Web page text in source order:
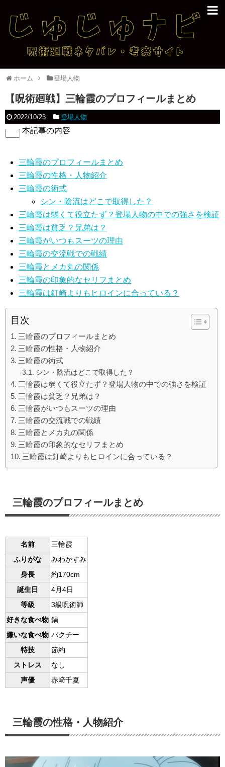
ホーム 登場人物
【呪術廻戦】三輪霞のプロフィールまとめ
2022/10/23 登場人物
本記事の内容
三輪霞のプロフィールまとめ
三輪霞の性格・人物紹介
三輪霞の術式
シン・陰流はどこで取得した？
三輪霞は弱くて役立たず？登場人物の中での強さを検証
三輪霞は貧乏？兄弟は？
三輪霞がいつもスーツの理由
三輪霞の交流戦での戦績
三輪霞とメカ丸の関係
三輪霞の印象的なセリフまとめ
三輪霞は釘崎よりもヒロインに合っている？
目次
三輪霞のプロフィールまとめ
三輪霞の性格・人物紹介
三輪霞の術式
シン・陰流はどこで取得した？
三輪霞は弱くて役立たず？登場人物の中での強さを検証
三輪霞は貧乏？兄弟は？
三輪霞がいつもスーツの理由
三輪霞の交流戦での戦績
三輪霞とメカ丸の関係
三輪霞の印象的なセリフまとめ
三輪霞は釘崎よりもヒロインに合っている？
三輪霞のプロフィールまとめ
名前
三輪霞
ふりがな
みわかすみ
身長
約170cm
誕生日
4月4日
等級
3級呪術師
好きな食べ物 鍋
嫌いな食べ物 パクチー
特技
節約
ストレス
なし
声優
赤﨑千夏
三輪霞の性格・人物紹介